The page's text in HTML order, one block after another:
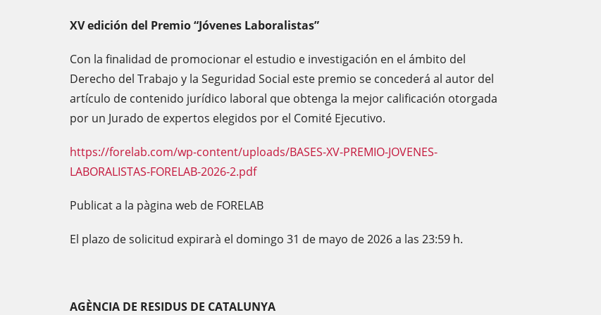
XV edición del Premio “Jóvenes Laboralistas”
Con la finalidad de promocionar el estudio e investigación en el ámbito del
Derecho del Trabajo y la Seguridad Social este premio se concederá al autor del
artículo de contenido jurídico laboral que obtenga la mejor calificación otorgada
por un Jurado de expertos elegidos por el Comité Ejecutivo.
https://forelab.com/wp-content/uploads/BASES-XV-PREMIO-JOVENES-
LABORALISTAS-FORELAB-2026-2.pdf
Publicat a la pàgina web de FORELAB
El plazo de solicitud expirarà el domingo 31 de mayo de 2026 a las 23:59 h.
AGÈNCIA DE RESIDUS DE CATALUNYA